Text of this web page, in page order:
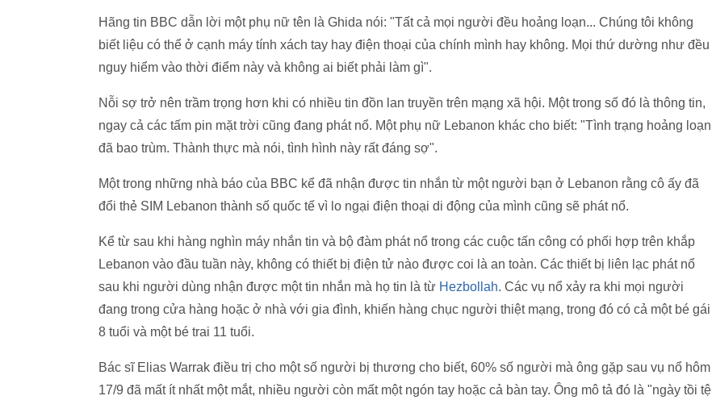
Hãng tin BBC dẫn lời một phụ nữ tên là Ghida nói: "Tất cả mọi người đều hoảng loạn... Chúng tôi không
biết liệu có thể ở cạnh máy tính xách tay hay điện thoại của chính mình hay không. Mọi thứ dường như đều
nguy hiểm vào thời điểm này và không ai biết phải làm gì".
Nỗi sợ trở nên trầm trọng hơn khi có nhiều tin đồn lan truyền trên mạng xã hội. Một trong số đó là thông tin,
ngay cả các tấm pin mặt trời cũng đang phát nổ. Một phụ nữ Lebanon khác cho biết: "Tình trạng hoảng loạn
đã bao trùm. Thành thực mà nói, tình hình này rất đáng sợ".
Một trong những nhà báo của BBC kể đã nhận được tin nhắn từ một người bạn ở Lebanon rằng cô ấy đã
đổi thẻ SIM Lebanon thành số quốc tế vì lo ngại điện thoại di động của mình cũng sẽ phát nổ.
Kể từ sau khi hàng nghìn máy nhắn tin và bộ đàm phát nổ trong các cuộc tấn công có phối hợp trên khắp
Lebanon vào đầu tuần này, không có thiết bị điện tử nào được coi là an toàn. Các thiết bị liên lạc phát nổ
sau khi người dùng nhận được một tin nhắn mà họ tin là từ Hezbollah. Các vụ nổ xảy ra khi mọi người
đang trong cửa hàng hoặc ở nhà với gia đình, khiến hàng chục người thiệt mạng, trong đó có cả một bé gái
8 tuổi và một bé trai 11 tuổi.
Bác sĩ Elias Warrak điều trị cho một số người bị thương cho biết, 60% số người mà ông gặp sau vụ nổ hôm
17/9 đã mất ít nhất một mắt, nhiều người còn mất một ngón tay hoặc cả bàn tay. Ông mô tả đó là "ngày tồi tệ